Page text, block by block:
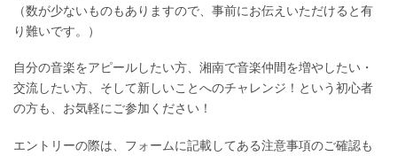
（数が少ないものもありますので、事前にお伝えいただけると有
り難いです。）
自分の音楽をアピールしたい方、湘南で音楽仲間を増やしたい・
交流したい方、そして新しいことへのチャレンジ！という初心者
の方も、お気軽にご参加ください！
エントリーの際は、フォームに記載してある注意事項のご確認も